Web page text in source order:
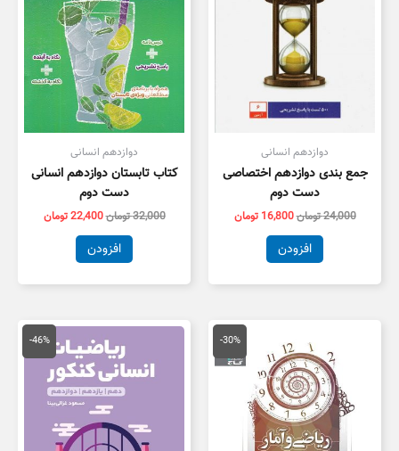
دوازدهم انسانی
جمع بندی دوازدهم اختصاصی
دست دوم
24,000تومان16,800 تومان
افزودن
دوازدهم انسانی
کتاب تابستان دوازدهم انسانی
دست دوم
32,000تومان22,400تومان
افزودن
-30%
اصلی
25,000 تومان
بود.
قیمت
فعلی
است.
-46%
قیمت
اصلی
18,000 تومان
بود.
قیمت
فعلی